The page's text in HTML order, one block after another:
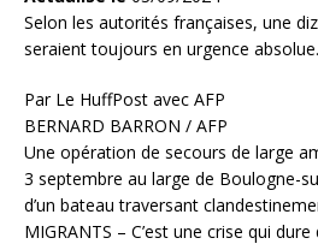
Selon les autorités françaises, une
seraient toujours en urgence absolue.
Par Le HuffPost avec AFP
BERNARD BARRON / AFP
Une opération de secours de large
3 septembre au large de Boulogne-
d’un bateau traversant
MIGRANTS – C’est une crise qui